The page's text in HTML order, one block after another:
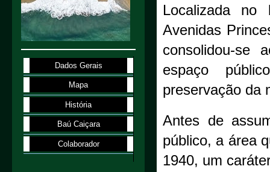
Localizada
Avenidas
consolidou-se
espaço
preservação da
Antes de
público, a área
1940, um
Dados Gerais
Mapa
História
Baú Caiçara
Colaborador